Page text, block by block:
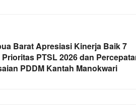
Barat Apresiasi Kinerja Baik 7
PTSL 2026 dan
PDDM Kantah Manokwari